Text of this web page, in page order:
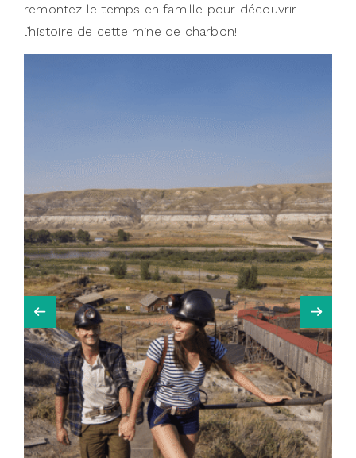
remontez le temps en famille pour découvrir
l’histoire de cette mine de charbon!